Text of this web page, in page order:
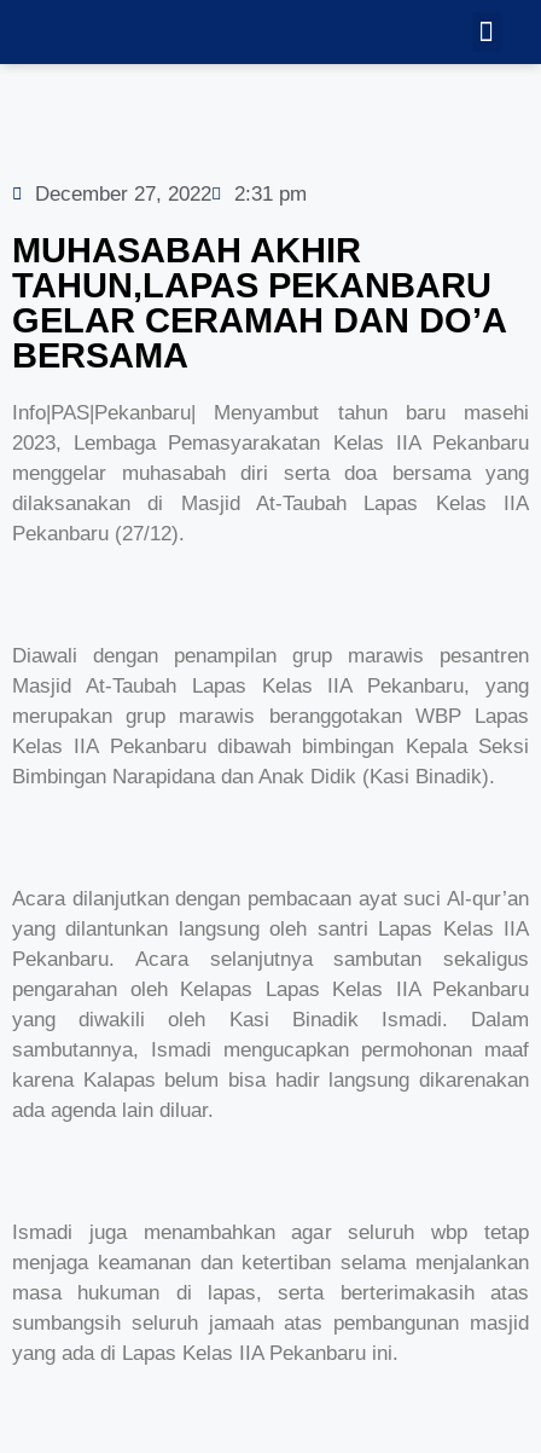
December 27, 2022 2:31 pm
MUHASABAH AKHIR
TAHUN,LAPAS PEKANBARU
GELAR CERAMAH DAN DO’A
BERSAMA
Info|PAS|Pekanbaru| Menyambut tahun baru masehi
2023, Lembaga Pemasyarakatan Kelas IIA Pekanbaru
menggelar muhasabah diri serta doa bersama yang
dilaksanakan di Masjid At-Taubah Lapas Kelas IIA
Pekanbaru (27/12).
Diawali dengan penampilan grup marawis pesantren
Masjid At-Taubah Lapas Kelas IIA Pekanbaru, yang
merupakan grup marawis beranggotakan WBP Lapas
Kelas IIA Pekanbaru dibawah bimbingan Kepala Seksi
Bimbingan Narapidana dan Anak Didik (Kasi Binadik).
Acara dilanjutkan dengan pembacaan ayat suci Al-qur’an
yang dilantunkan langsung oleh santri Lapas Kelas IIA
Pekanbaru. Acara selanjutnya sambutan sekaligus
pengarahan oleh Kelapas Lapas Kelas IIA Pekanbaru
yang diwakili oleh Kasi Binadik Ismadi. Dalam
sambutannya, Ismadi mengucapkan permohonan maaf
karena Kalapas belum bisa hadir langsung dikarenakan
ada agenda lain diluar.
Ismadi juga menambahkan agar seluruh wbp tetap
menjaga keamanan dan ketertiban selama menjalankan
masa hukuman di lapas, serta berterimakasih atas
sumbangsih seluruh jamaah atas pembangunan masjid
yang ada di Lapas Kelas IIA Pekanbaru ini.